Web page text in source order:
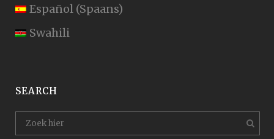
Español (Spaans)
Swahili
SEARCH